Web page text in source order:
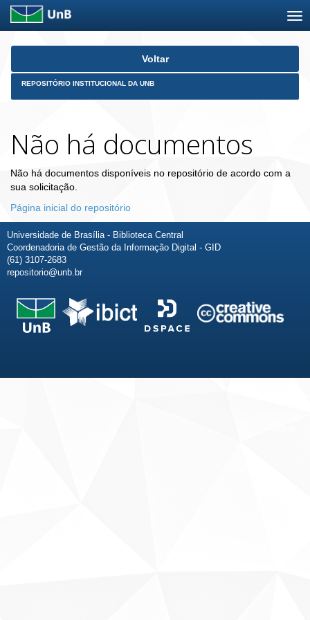
Skip
Voltar
REPOSITÓRIO INSTITUCIONAL DA UNB
Não há documentos
Não há documentos disponíveis no repositório de acordo com a
sua solicitação.
Página inicial do repositório
Universidade de Brasília - Biblioteca Central
Coordenadoria de Gestão da Informação Digital - GID
(61) 3107-2683
repositorio@unb.br